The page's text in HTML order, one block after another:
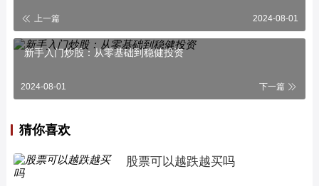
上一篇 2024-08-01
新手入门炒股：从零基础到稳健投资
2024-08-01 下一篇
猜你喜欢
股票可以越跌越买吗